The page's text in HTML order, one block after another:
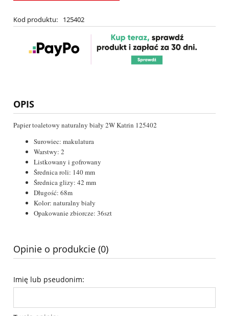
Kod produktu: 125402
OPIS
Papier toaletowy naturalny biały 2W Katrin 125402
Surowiec: makulatura
Warstwy: 2
Listkowany i gofrowany
Średnica roli: 140 mm
Średnica glizy: 42 mm
Długość: 68m
Kolor: naturalny biały
Opakowanie zbiorcze: 36szt
Opinie o produkcie (0)
Imię lub pseudonim: